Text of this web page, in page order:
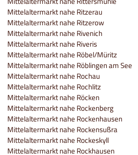
Mittelaltermarkt nahe Ritzerau
Mittelaltermarkt nahe Ritzerow
Mittelaltermarkt nahe Rivenich
Mittelaltermarkt nahe Riveris
Mittelaltermarkt nahe Röbel/Müritz
Mittelaltermarkt nahe Röblingen am See
Mittelaltermarkt nahe Rochau
Mittelaltermarkt nahe Rochlitz
Mittelaltermarkt nahe Röcken
Mittelaltermarkt nahe Rockenberg
Mittelaltermarkt nahe Rockenhausen
Mittelaltermarkt nahe Rockensußra
Mittelaltermarkt nahe Rockeskyll
Mittelaltermarkt nahe Rockhausen